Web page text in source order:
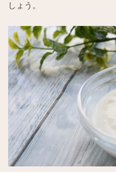
しょう。